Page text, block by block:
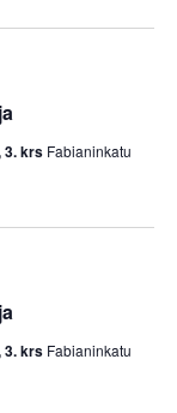
3. krs Fabianinkatu
3. krs Fabianinkatu